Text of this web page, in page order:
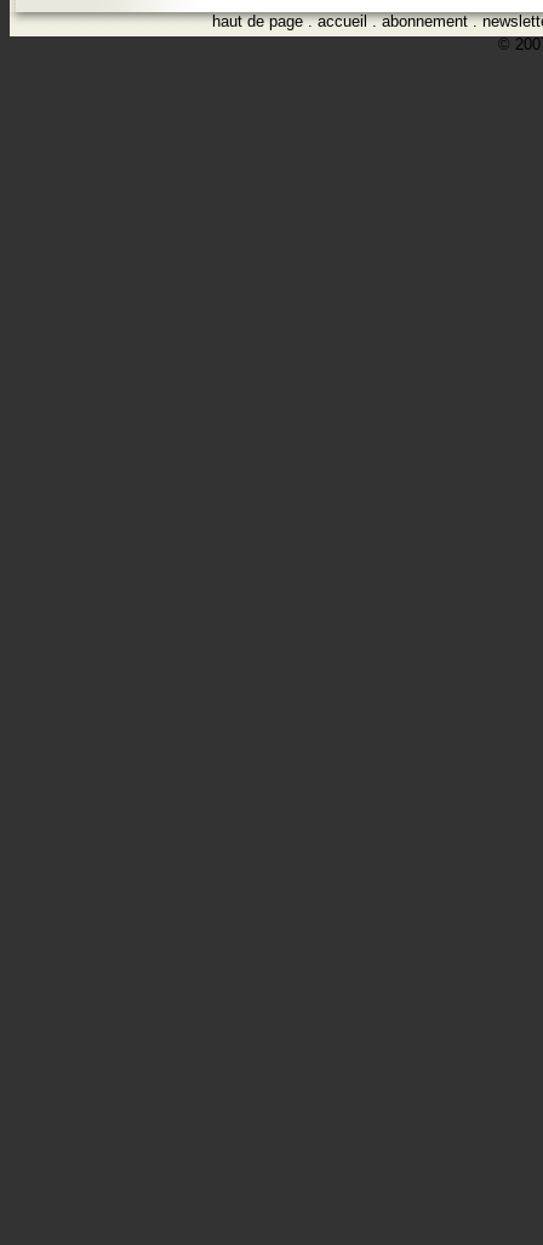
haut de page.accueil.abonnement.
©